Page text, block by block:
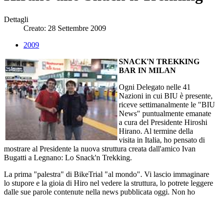
Dettagli
Creato: 28 Settembre 2009
2009
SNACK'N TREKKING
BAR IN MILAN
Ogni Delegato nelle 41
Nazioni in cui BIU è presente,
riceve settimanalmente le "BIU
News" puntualmente emanate
a cura del Presidente Hiroshi
Hirano. Al termine della
visita in Italia, ho pensato di
mostrare al Presidente la nuova struttura creata dall'amico Ivan
Bugatti a Legnano: Lo Snack'n Trekking.
La prima "palestra" di BikeTrial "al mondo". Vi lascio immaginare
lo stupore e la gioia di Hiro nel vedere la struttura, lo potrete leggere
dalle sue parole contenute nella news pubblicata oggi. Non ho